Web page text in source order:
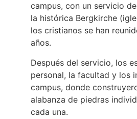
campus, con un servicio
la histórica Bergkirche
los cristianos se han
años.
Después del servicio, los
personal, la facultad y los
campus, donde
alabanza de piedras
cada una.